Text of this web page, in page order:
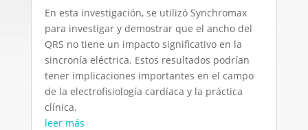
En esta investigación, se utilizó Synchromax
para investigar y demostrar que el ancho del
QRS no tiene un impacto significativo en la
sincronía eléctrica. Estos resultados podrían
tener implicaciones importantes en el campo
de la electrofisiología cardíaca y la práctica
clínica.
leer más